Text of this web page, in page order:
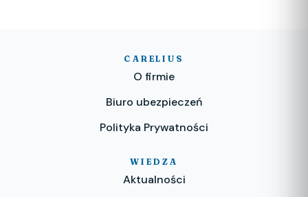
CARELIUS
O firmie
Biuro ubezpieczeń
Polityka Prywatności
WIEDZA
Aktualności